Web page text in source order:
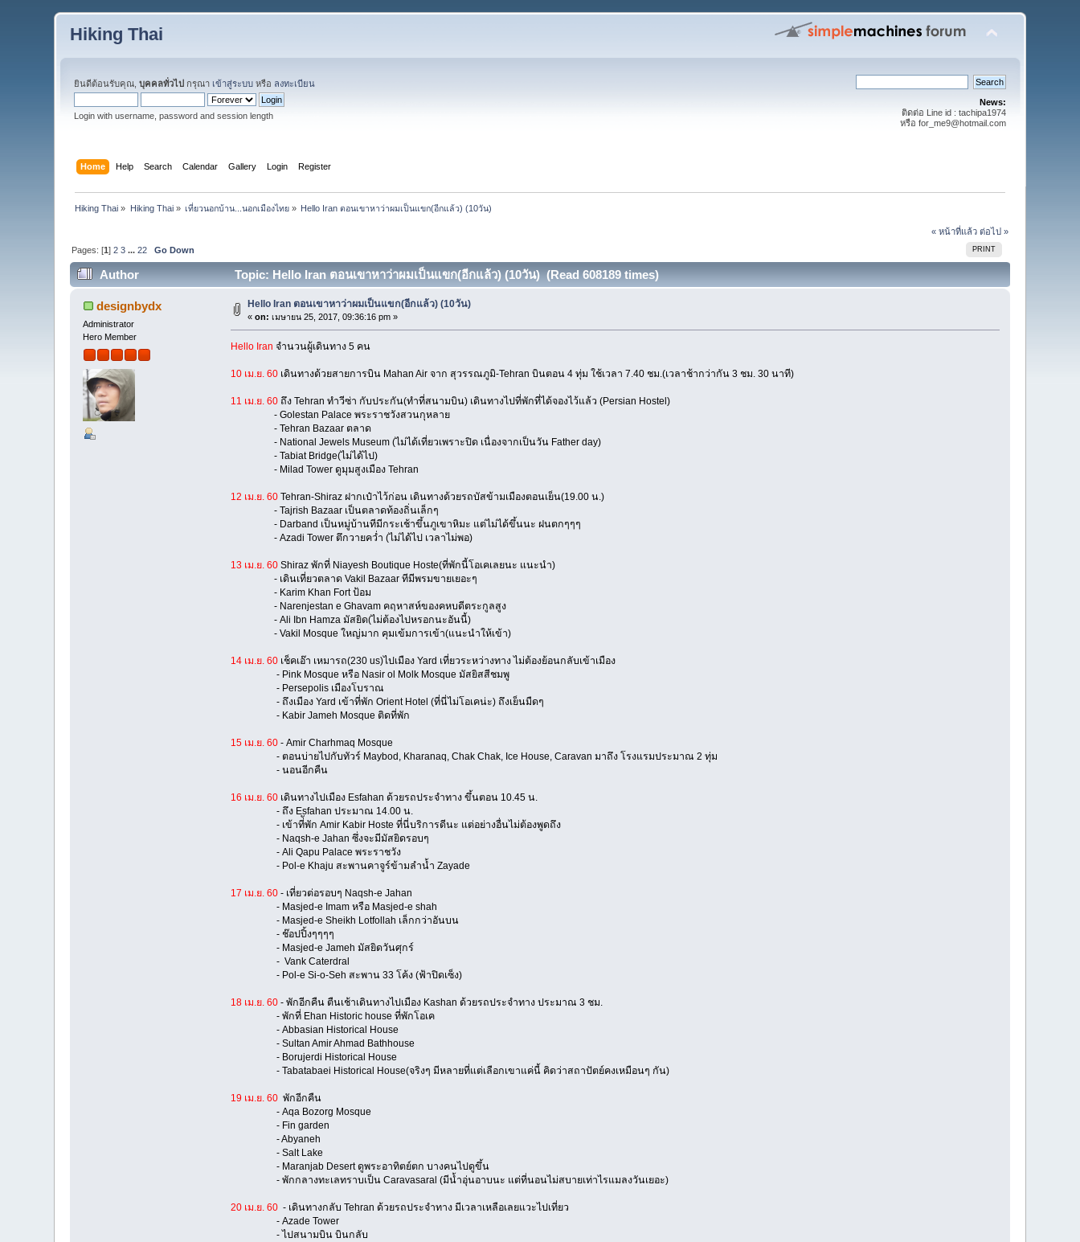
Hiking Thai
ยินดีต้อนรับคุณ,บุคคลทั่วไป กรุณา เข้าสู่ระบบ หรือ ลงทะเบียน
Login with username, password and session length
News:
ติดต่อ Line id : tachipa1974
หรือ for_me9@hotmail.com
Home Help Search Calendar Gallery Login Register
Hiking Thai » Hiking Thai» เที่ยวนอกบ้าน...นอกเมืองไทย » Hello Iran ตอนเขาหาว่าผมเป็นแขก(อีกแล้ว) (10วัน)
« หน้าที่แล้ว ต่อไป »
PRINT
Pages: [1]2 3 ...22 Go Down
Author Topic: Hello Iran ตอนเขาหาว่าผมเป็นแขก(อีกแล้ว) (10วัน) (Read 608189 times)
designbydx
Administrator
Hero Member
Hello Iran ตอนเขาหาว่าผมเป็นแขก(อีกแล้ว) (10วัน)
«on: เมษายน 25, 2017, 09:36:16 pm »
Hello Iran จำนวนผู้เดินทาง 5 คน
10 เม.ย. 60 เดินทางด้วยสายการบิน Mahan Air จาก สุวรรณภูมิ-Tehran บินตอน 4 ทุ่ม ใช้เวลา 7.40 ชม.(เวลาช้ากว่ากัน 3 ชม. 30 นาที)
11 เม.ย. 60ถึง Tehran ทำวีซ่า กับประกัน(ทำที่สนามบิน) เดินทางไปที่พักที่ได้จองไว้แล้ว (Persian Hostel)
- Golestan Palace พระราชวังสวนกุหลาย
- Tehran Bazaar ตลาด
- National Jewels Museum (ไม่ได้เที่ยวเพราะปิด เนื่องจากเป็นวัน Father day)
- Tabiat Bridge(ไม่ได้ไป)
- Milad Tower ดูมุมสูงเมือง Tehran
12 เม.ย. 60Tehran-Shiraz ฝากเป๋าไว้ก่อน เดินทางด้วยรถบัสข้ามเมืองตอนเย็น(19.00 น.)
- Tajrish Bazaar เป็นตลาดท้องถิ่นเล็กๆ
- Darband เป็นหมู่บ้านทีมีกระเช้าขึ้นภูเขาหิมะ แต่ไม่ได้ขึ้นนะ ฝนตกๆๆๆ
- Azadi Tower ตึกวายคว่ำ (ไม่ได้ไป เวลาไม่พอ)
13 เม.ย. 60Shiraz พักที่ Niayesh Boutique Hoste(ที่พักนี้โอเคเลยนะ แนะนำ)
- เดินเที่ยวตลาด Vakil Bazaar ทีมีพรมขายเยอะๆ
- Karim Khan Fort ป้อม
- Narenjestan e Ghavam คฤหาสห์ของคหบดีตระกูลสูง
- Ali Ibn Hamza มัสยิด(ไม่ต้องไปหรอกนะอันนี้)
- Vakil Mosque ใหญ่มาก คุมเข้มการเข้า(แนะนำให้เข้า)
14 เม.ย. 60 เช็คเอ๊า เหมารถ(230 us)ไปเมือง Yard เที่ยวระหว่างทาง ไม่ต้องย้อนกลับเข้าเมือง
- Pink Mosque หรือ Nasir ol Molk Mosque มัสยิสสีชมพู
- Persepolis เมืองโบราณ
- ถึงเมือง Yard เข้าที่พัก Orient Hotel (ที่นี่ไม่โอเคน่ะ) ถึงเย็นมืดๆ
- Kabir Jameh Mosque ติดที่พัก
15 เม.ย. 60 - Amir Charhmaq Mosque
- ตอนบ่ายไปกับทัวร์ Maybod, Kharanaq, Chak Chak, Ice House, Caravan มาถึง โรงแรมประมาณ 2 ทุ่ม
- นอนอีกคืน
16 เม.ย. 60 เดินทางไปเมือง Esfahan ด้วยรถประจำทาง ขึ้นตอน 10.45 น.
- ถึง Esfahan ประมาณ 14.00 น.
- เข้าที่ัพัก Amir Kabir Hoste ที่นี่บริการดีนะ แต่อย่างอื่นไม่ต้องพูดถึง
- Naqsh-e Jahan ซึ่งจะมีมัสยิดรอบๆ
- Ali Qapu Palace พระราชวัง
- Pol-e Khaju สะพานคาจูร์ข้ามลำน้ำ Zayade
17 เม.ย. 60- เที่ยวต่อรอบๆ Naqsh-e Jahan
- Masjed-e Imam หรือ Masjed-e shah
- Masjed-e Sheikh Lotfollah เล็กกว่าอันบน
- ช๊อปปิ้งๆๆๆๆ
- Masjed-e Jameh มัสยิดวันศุกร์
- Vank Caterdral
- Pol-e Si-o-Seh สะพาน 33 โค้ง (ฟ้าปิดเซ็ง)
18 เม.ย. 60 - พักอีกคืน ตืนเช้าเดินทางไปเมือง Kashan ด้วยรถประจำทาง ประมาณ 3 ชม.
- พักที่ Ehan Historic house ที่พักโอเค
- Abbasian Historical House
- Sultan Amir Ahmad Bathhouse
- Borujerdi Historical House
- Tabatabaei Historical House(จริงๆ มีหลายที่แต่เลือกเขาแค่นี้ คิดว่าสถาปัตย์คงเหมือนๆ กัน)
19 เม.ย. 60 พักอีกคืน
- Aqa Bozorg Mosque
- Fin garden
- Abyaneh
- Salt Lake
- Maranjab Desert ดูพระอาทิตย์ตก บางคนไปดูขึ้น
- พักกลางทะเลทราบเป็น Caravasaral (มีน้ำอุ่นอาบนะ แต่ที่นอนไม่สบายเท่าไรแมลงวันเยอะ)
20 เม.ย. 60 - เดินทางกลับ Tehran ด้วยรถประจำทาง มีเวลาเหลือเลยแวะไปเที่ยว
- Azade Tower
- ไปสนามบิน บินกลับ